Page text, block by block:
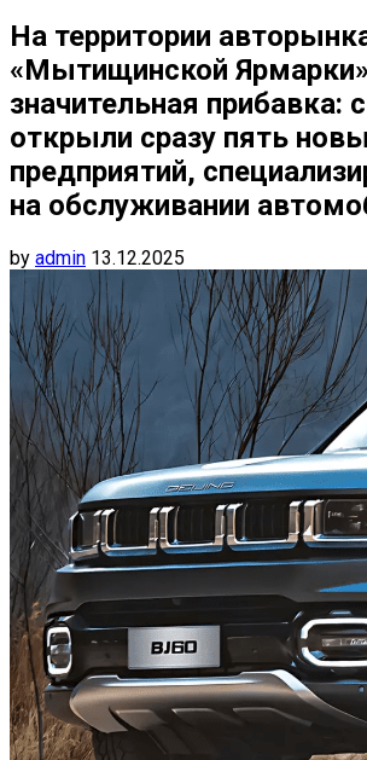
На территории
«Мытищинской
значительная прибавка:
открыли сразу пять
предприятий,
на обслуживании
by admin 13.12.2025